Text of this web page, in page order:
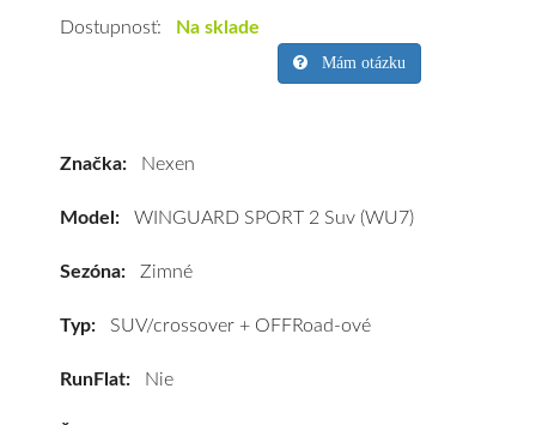
pneumatiky
SUV/crossover
ové
WINGUARD
2
Dostupnosť: Na sklade
Mám otázku
Značka: Nexen
Model: WINGUARD SPORT 2 Suv (WU7)
Sezóna: Zimné
Typ: SUV/crossover + OFFRoad-ové
RunFlat: Nie